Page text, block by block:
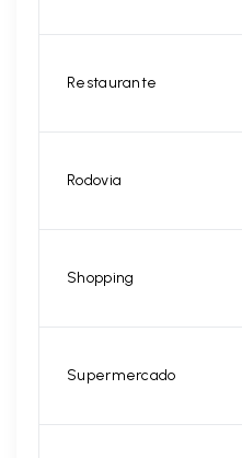
Restaurante
Rodovia
Shopping
Supermercado